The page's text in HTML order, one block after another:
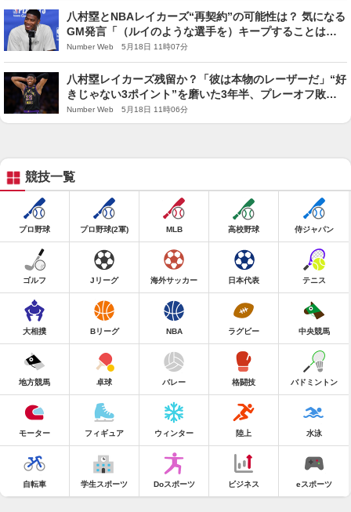
八村塁とNBAレイカーズ“再契約”の可能性は？ 気になる
GM発言「（ルイのような選手を）キープすることは重
要」レブロンの去就も絡む今夏FAの行方
Number Web 5月18日 11時07分
八村塁レイカーズ残留か？「彼は本物のレーザーだ」“好
きじゃない3ポイント”を磨いた3年半、プレーオフ敗退
も“進化”を証明するNBA歴代1位の数字
Number Web 5月18日 11時06分
競技一覧
プロ野球 プロ野球(2軍) MLB 高校野球 侍ジャパン
ゴルフ Jリーグ 海外サッカー 日本代表 テニス
大相撲 Bリーグ NBA ラグビー 中央競馬
地方競馬 卓球 バレー 格闘技 バドミントン
モーター フィギュア ウィンター 陸上 水泳
自転車 学生スポーツ Doスポーツ ビジネス eスポーツ